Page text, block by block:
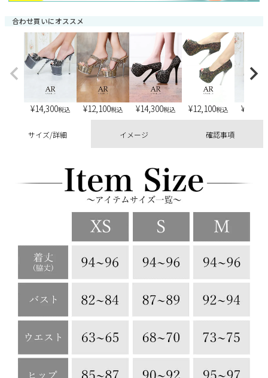
合わせ買いにオススメ
¥14,300税込 ¥12,100税込 ¥14,300税込 ¥12,100税込 ¥
サイズ/詳細 イメージ 確認事項